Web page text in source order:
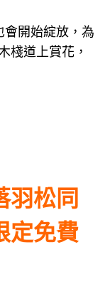
會開始綻放，為
棧道上賞花，
羽松同
定免費